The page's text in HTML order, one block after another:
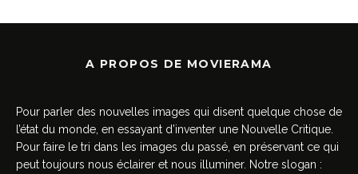
A PROPOS DE MOVIERAMA
Pour parler des nouvelles images qui disent quelque chose de
l’état du monde, en essayant d’inventer une Nouvelle Critique.
Pour faire le tri dans les images du passé, en préservant ce qui
peut toujours nous éclairer et nous illuminer. Notre slogan :